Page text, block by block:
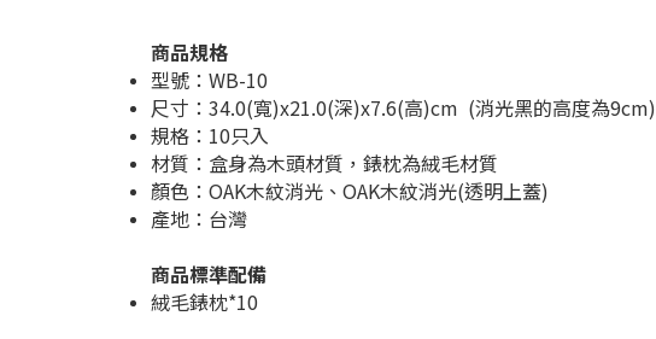
商品規格
型號：WB-10
尺寸：34.0(寬)x21.0(深)x7.6(高)cm (消光黑的高度為9cm)
規格：10只入
材質：盒身為木頭材質，錶枕為絨毛材質
顏色：OAK木紋消光、OAK木紋消光(透明上蓋)
產地：台灣
商品標準配備
絨毛錶枕*10